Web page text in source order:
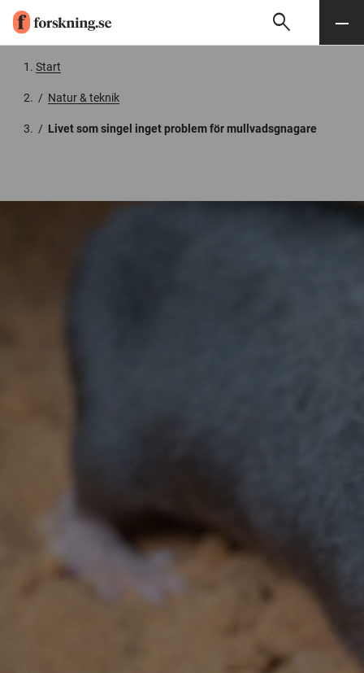
Söksearch Meny
Start
/ Natur & teknik
/ Livet som singel inget problem för mullvadsgnagare